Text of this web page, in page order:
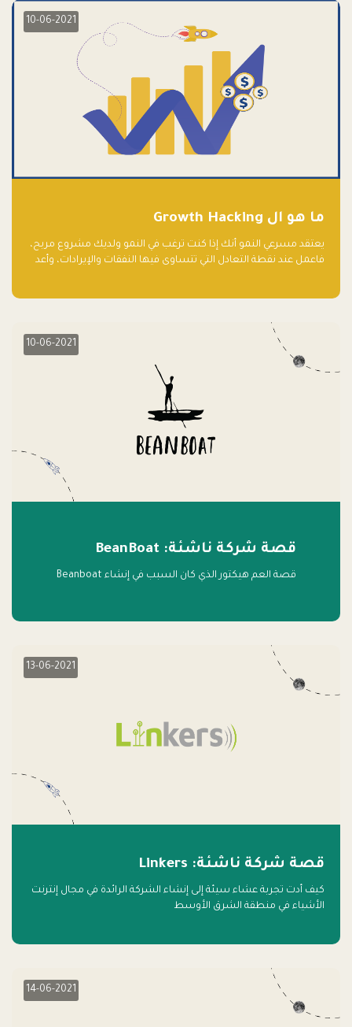
10-06-2021
ما هو ال Growth Hacking
يعتقد مسرعي النمو أنك إذا كنت ترغب في النمو ولديك مشروع مربح،
فاعمل عند نقطة التعادل التي تتساوى فيها النفقات والإيرادات، وأعد
10-06-2021
قصة شركة ناشئة: BeanBoat
قصة العم هيكتور الذي كان السبب في إنشاء Beanboat
13-06-2021
قصة شركة ناشئة: Linkers
كيف أدت تجربة عشاء سيئة إلى إنشاء الشركة الرائدة في مجال إنترنت
الأشياء في منطقة الشرق الأوسط
14-06-2021